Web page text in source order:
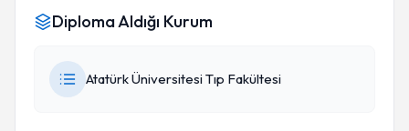
Diploma Aldığı Kurum
Atatürk Üniversitesi Tıp Fakültesi